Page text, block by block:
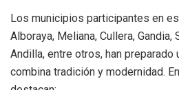
Los municipios participantes en
Alboraya, Meliana, Cullera, Gandia,
Andilla, entre otros, han preparado
combina tradición y modernidad.